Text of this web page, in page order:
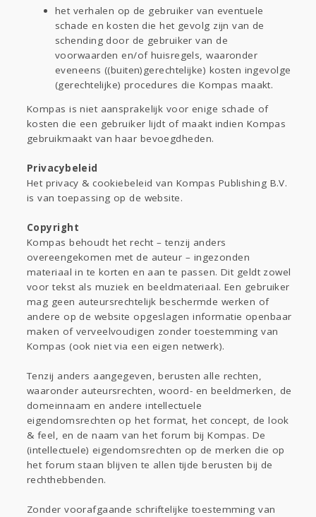
het verhalen op de gebruiker van eventuele
schade en kosten die het gevolg zijn van de
schending door de gebruiker van de
voorwaarden en/of huisregels, waaronder
eveneens ((buiten)gerechtelijke) kosten ingevolge
(gerechtelijke) procedures die Kompas maakt.
Kompas is niet aansprakelijk voor enige schade of
kosten die een gebruiker lijdt of maakt indien Kompas
gebruikmaakt van haar bevoegdheden.
Privacybeleid
Het privacy & cookiebeleid van Kompas Publishing B.V.
is van toepassing op de website.
Copyright
Kompas behoudt het recht – tenzij anders
overeengekomen met de auteur – ingezonden
materiaal in te korten en aan te passen. Dit geldt zowel
voor tekst als muziek en beeldmateriaal. Een gebruiker
mag geen auteursrechtelijk beschermde werken of
andere op de website opgeslagen informatie openbaar
maken of verveelvoudigen zonder toestemming van
Kompas (ook niet via een eigen netwerk).
Tenzij anders aangegeven, berusten alle rechten,
waaronder auteursrechten, woord- en beeldmerken, de
domeinnaam en andere intellectuele
eigendomsrechten op het format, het concept, de look
& feel, en de naam van het forum bij Kompas. De
(intellectuele) eigendomsrechten op de merken die op
het forum staan blijven te allen tijde berusten bij de
rechthebbenden.
Zonder voorafgaande schriftelijke toestemming van